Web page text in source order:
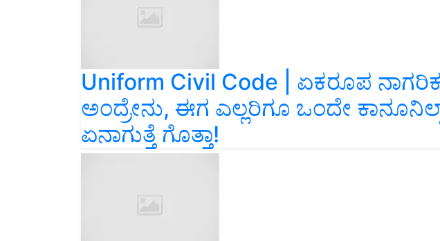
Uniform Civil Code | ಏಕರೂಪ
ಅಂದ್ರೇನು, ಈಗ ಎಲ್ಲರಿಗೂ ಒಂದೇ
ಏನಾಗುತ್ತೆ ಗೊತ್ತಾ!